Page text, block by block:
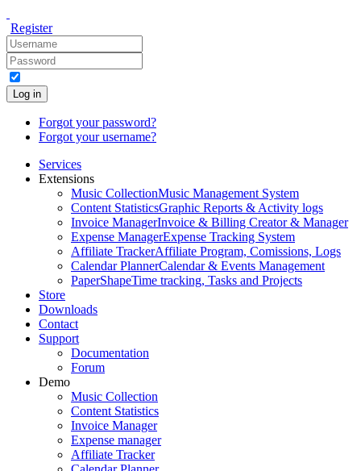
Register
Log in
Forgot your password?
Forgot your username?
Services
Extensions
Music CollectionMusic Management System
Content StatisticsGraphic Reports & Activity logs
Invoice ManagerInvoice & Billing Creator & Manager
Expense ManagerExpense Tracking System
Affiliate TrackerAffiliate Program, Comissions, Logs
Calendar PlannerCalendar & Events Management
PaperShapeTime tracking, Tasks and Projects
Store
Downloads
Contact
Support
Documentation
Forum
Demo
Music Collection
Content Statistics
Invoice Manager
Expense manager
Affiliate Tracker